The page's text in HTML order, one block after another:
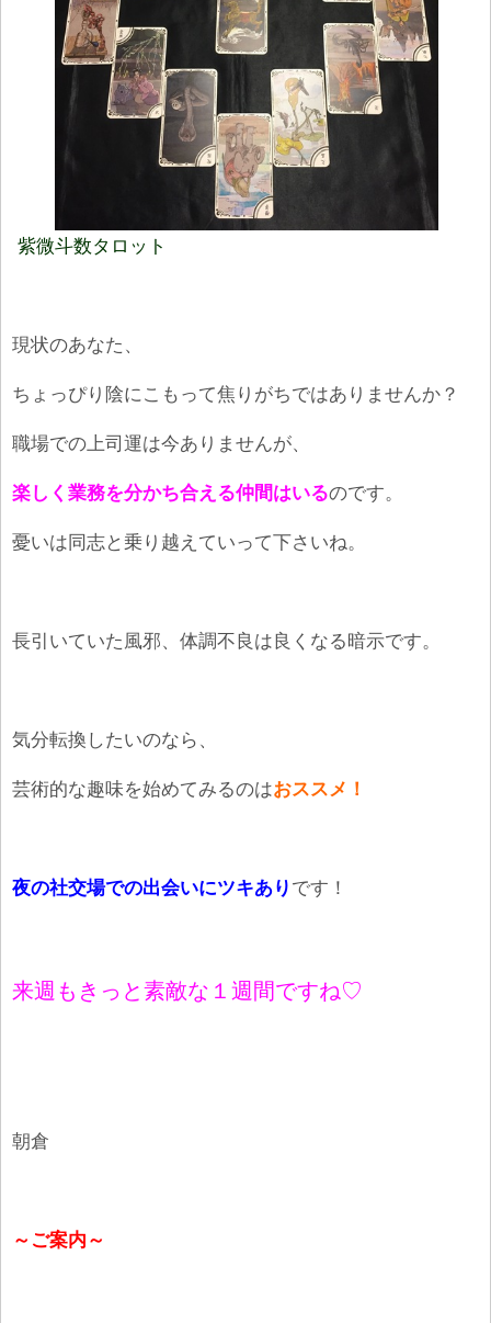
紫微斗数タロット
現状のあなた、
ちょっぴり陰にこもって焦りがちではありませんか？
職場での上司運は今ありませんが、
楽しく業務を分かち合える仲間はいるのです。
憂いは同志と乗り越えていって下さいね。
長引いていた風邪、体調不良は良くなる暗示です。
気分転換したいのなら、
芸術的な趣味を始めてみるのはおススメ！
夜の社交場での出会いにツキあり です！
来週もきっと素敵な１週間ですね♡
朝倉
～ご案内～